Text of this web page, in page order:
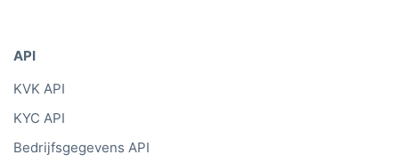
API
KVK API
KYC API
Bedrijfsgegevens API